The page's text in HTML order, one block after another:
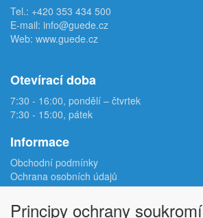
Tel.: +420 353 434 500
E-mail: info@guede.cz
Web: www.guede.cz
Otevírací doba
7:30 - 16:00, pondělí – čtvrtek
7:30 - 15:00, pátek
Informace
Obchodní podmínky
Ochrana osobních údajů
Reklamační protokol
Odstoupení od smlouvy
Principy ochrany soukromí